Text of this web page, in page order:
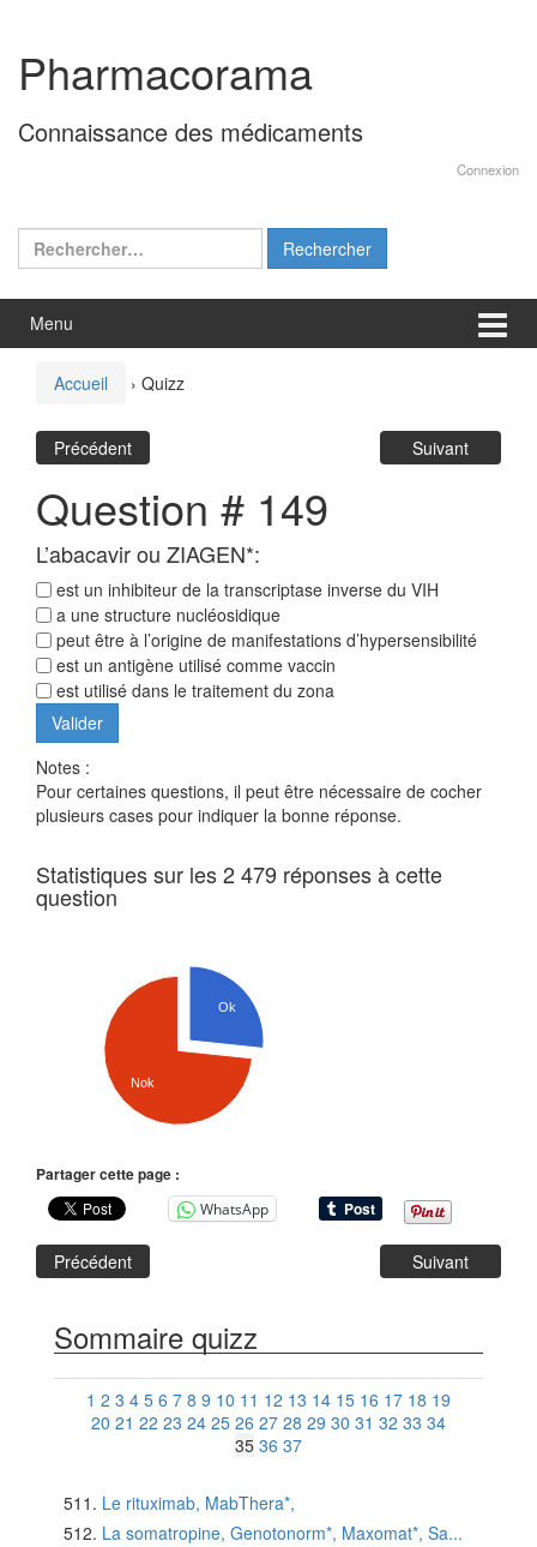
contenu
menu
principal
Pharmacorama
Connaissance des médicaments
Connexion
Rechercher :
Menu
Accueil › Quizz
Précédent Suivant
Question # 149
L’abacavir ou ZIAGEN*:
est un inhibiteur de la transcriptase inverse du VIH
a une structure nucléosidique
peut être à l’origine de manifestations d’hypersensibilité
est un antigène utilisé comme vaccin
est utilisé dans le traitement du zona
Notes :
Pour certaines questions, il peut être nécessaire de cocher
plusieurs cases pour indiquer la bonne réponse.
Statistiques sur les 2 479 réponses à cette
question
Ok
Nok
Partager cette page :
WhatsApp
Précédent Suivant
Sommaire quizz
1 2 3 4 5 6 7 8 9 10 11 12 13 14 15 16 17 18 19
20 21 22 23 24 25 26 27 28 29 30 31 32 33 34
35 36 37
Le rituximab, MabThera*,
La somatropine, Genotonorm*, Maxomat*, Sa...